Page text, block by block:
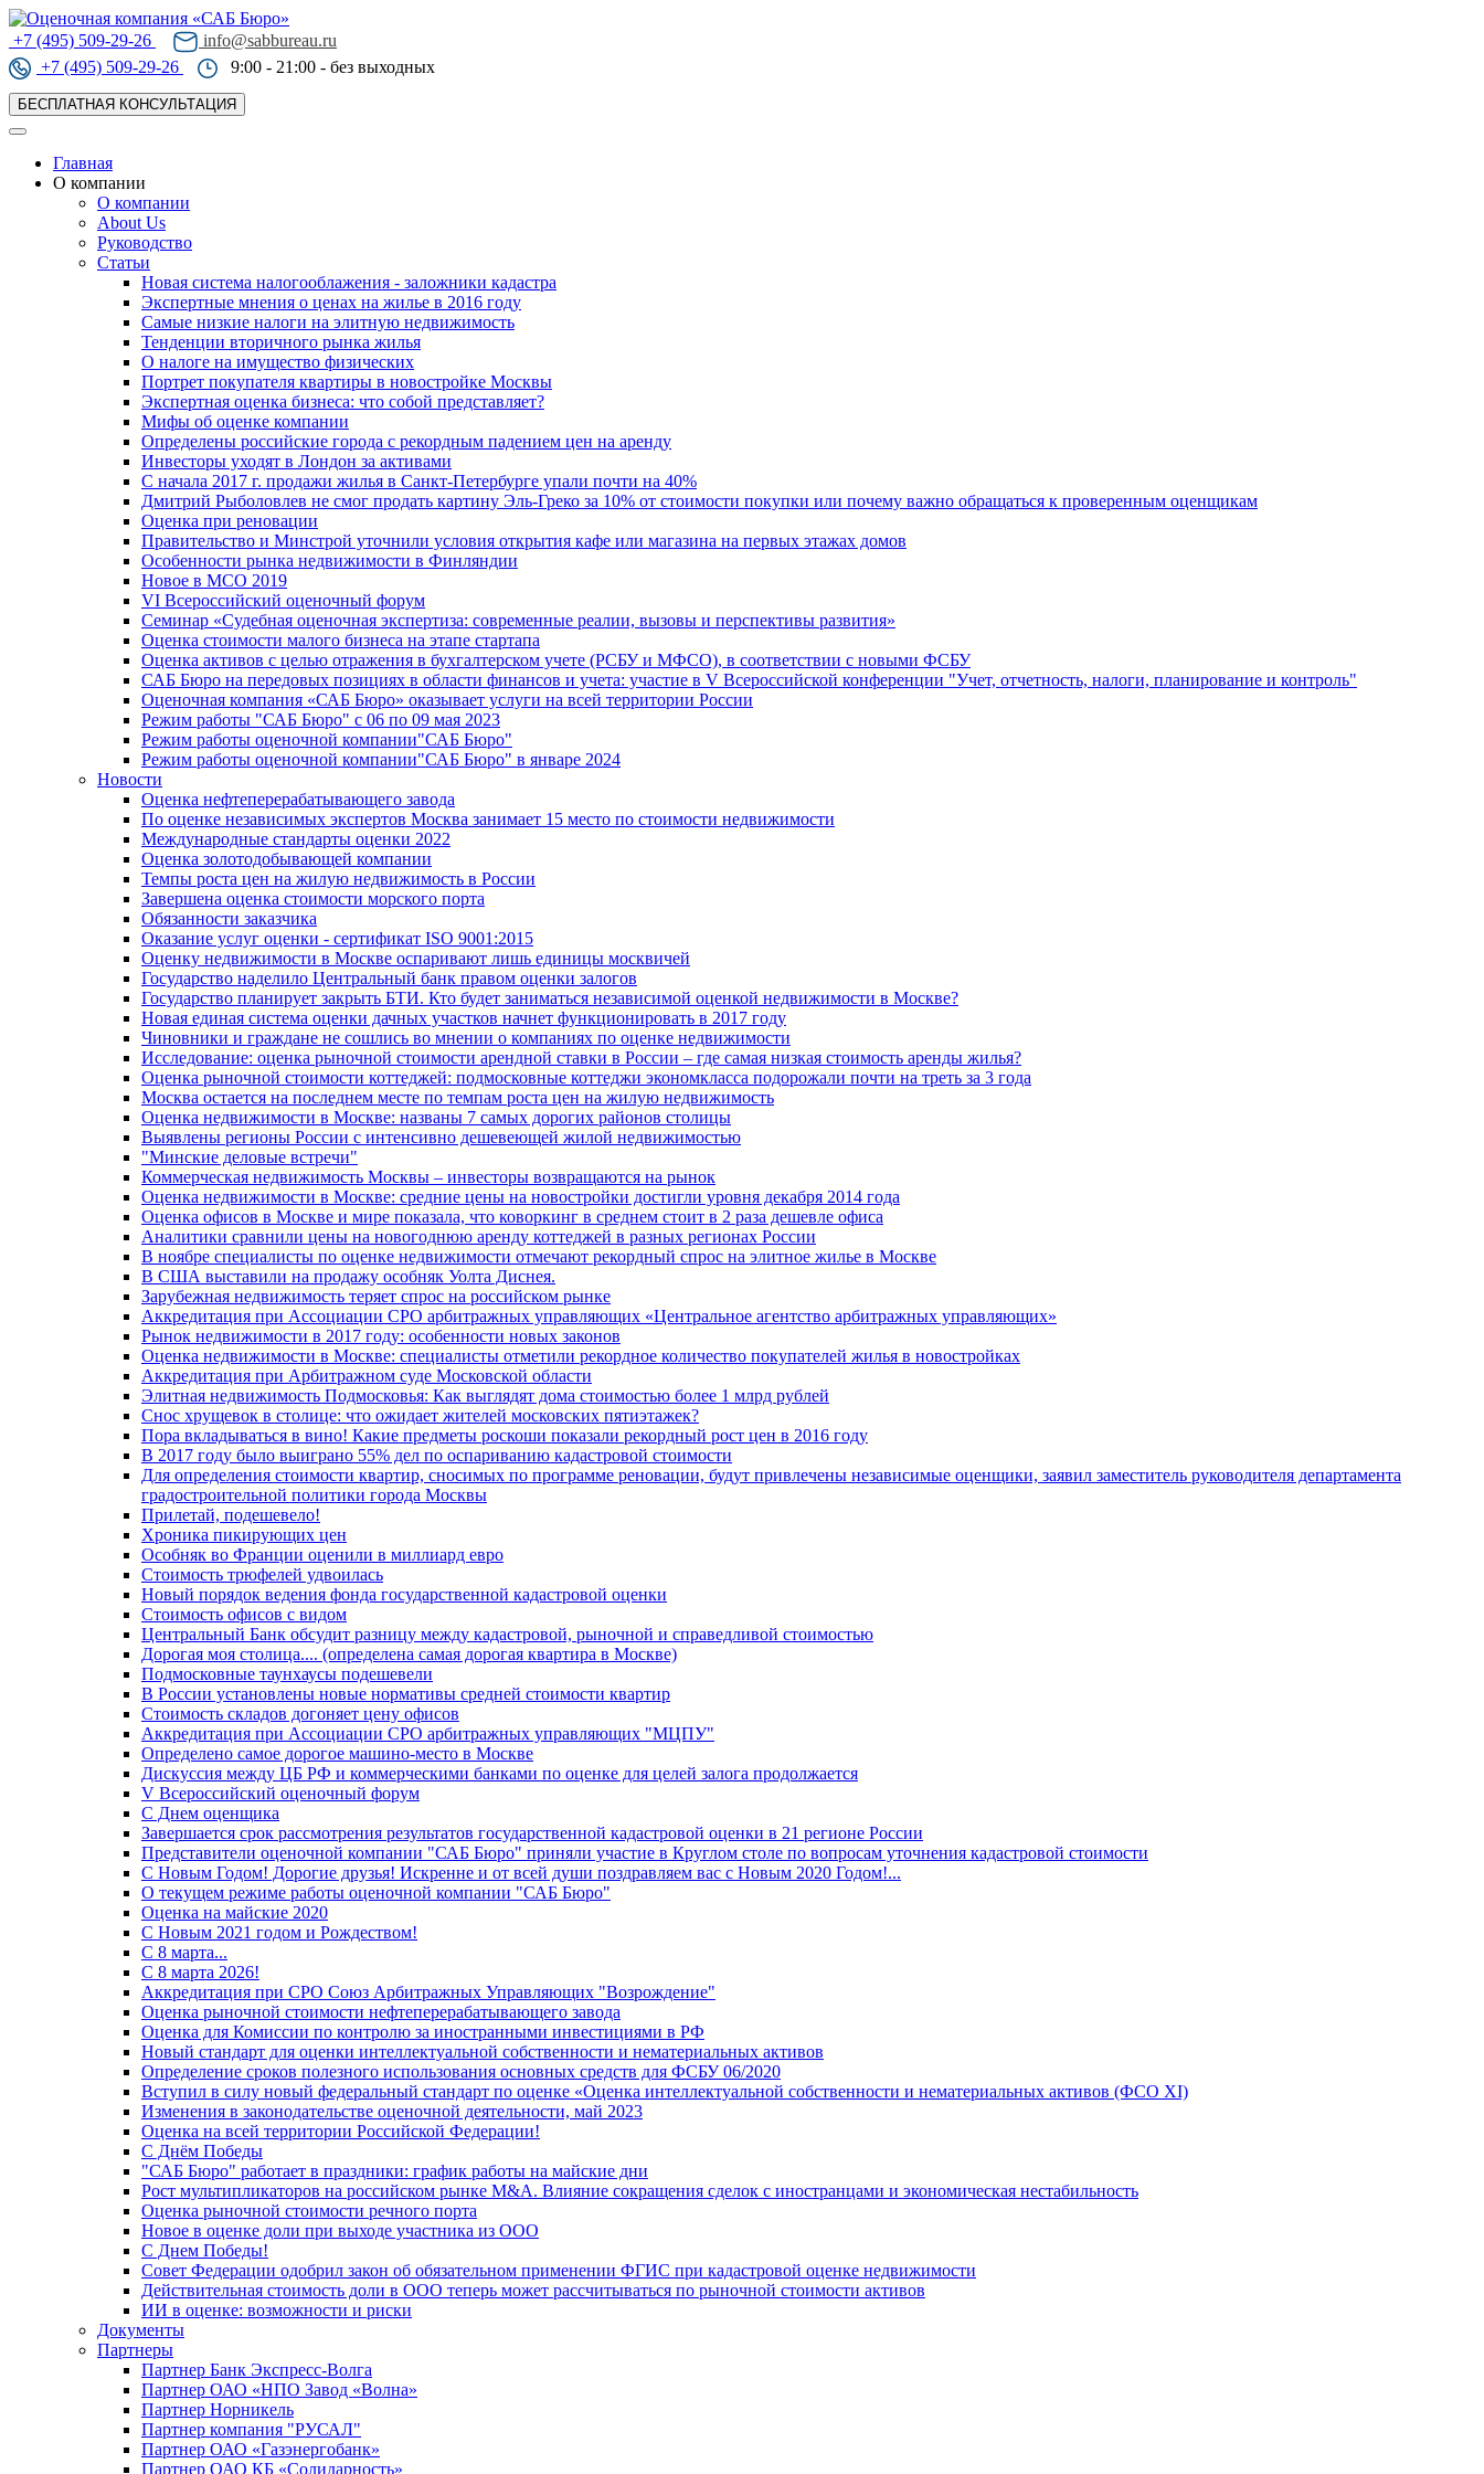
+7 (495) 509-29-26
info@sabbureau.ru
+7 (495) 509-29-26
9:00 - 21:00 - без выходных
БЕСПЛАТНАЯ КОНСУЛЬТАЦИЯ
Главная
О компании
О компании
About Us
Руководство
Статьи
Новая система налогооблажения - заложники кадастра
Экспертные мнения о ценах на жилье в 2016 году
Самые низкие налоги на элитную недвижимость
Тенденции вторичного рынка жилья
О налоге на имущество физических
Портрет покупателя квартиры в новостройке Москвы
Экспертная оценка бизнеса: что собой представляет?
Мифы об оценке компании
Определены российские города с рекордным падением цен на аренду
Инвесторы уходят в Лондон за активами
C начала 2017 г. продажи жилья в Санкт-Петербурге упали почти на 40%
Дмитрий Рыболовлев не смог продать картину Эль-Греко за 10% от стоимости покупки или почему важно обращаться к проверенным оценщикам
Оценка при реновации
Правительство и Минстрой уточнили условия открытия кафе или магазина на первых этажах домов
Особенности рынка недвижимости в Финляндии
Новое в МСО 2019
VI Всероссийский оценочный форум
Семинар «Судебная оценочная экспертиза: современные реалии, вызовы и перспективы развития»
Оценка стоимости малого бизнеса на этапе стартапа
Оценка активов с целью отражения в бухгалтерском учете (РСБУ и МФСО), в соответствии с новыми ФСБУ
САБ Бюро на передовых позициях в области финансов и учета: участие в V Всероссийской конференции "Учет, отчетность, налоги, планирование и контроль"
Оценочная компания «САБ Бюро» оказывает услуги на всей территории России
Режим работы "САБ Бюро" с 06 по 09 мая 2023
Режим работы оценочной компании"САБ Бюро"
Режим работы оценочной компании"САБ Бюро" в январе 2024
Новости
Оценка нефтеперерабатывающего завода
По оценке независимых экспертов Москва занимает 15 место по стоимости недвижимости
Международные стандарты оценки 2022
Оценка золотодобывающей компании
Темпы роста цен на жилую недвижимость в России
Завершена оценка стоимости морского порта
Обязанности заказчика
Оказание услуг оценки - сертификат ISO 9001:2015
Оценку недвижимости в Москве оспаривают лишь единицы москвичей
Государство наделило Центральный банк правом оценки залогов
Государство планирует закрыть БТИ. Кто будет заниматься независимой оценкой недвижимости в Москве?
Новая единая система оценки дачных участков начнет функционировать в 2017 году
Чиновники и граждане не сошлись во мнении о компаниях по оценке недвижимости
Исследование: оценка рыночной стоимости арендной ставки в России – где самая низкая стоимость аренды жилья?
Оценка рыночной стоимости коттеджей: подмосковные коттеджи экономкласса подорожали почти на треть за 3 года
Москва остается на последнем месте по темпам роста цен на жилую недвижимость
Оценка недвижимости в Москве: названы 7 самых дорогих районов столицы
Выявлены регионы России с интенсивно дешевеющей жилой недвижимостью
"Минские деловые встречи"
Коммерческая недвижимость Москвы – инвесторы возвращаются на рынок
Оценка недвижимости в Москве: средние цены на новостройки достигли уровня декабря 2014 года
Оценка офисов в Москве и мире показала, что коворкинг в среднем стоит в 2 раза дешевле офиса
Аналитики сравнили цены на новогоднюю аренду коттеджей в разных регионах России
В ноябре специалисты по оценке недвижимости отмечают рекордный спрос на элитное жилье в Москве
В США выставили на продажу особняк Уолта Диснея.
Зарубежная недвижимость теряет спрос на российском рынке
Аккредитация при Ассоциации СРО арбитражных управляющих «Центральное агентство арбитражных управляющих»
Рынок недвижимости в 2017 году: особенности новых законов
Оценка недвижимости в Москве: специалисты отметили рекордное количество покупателей жилья в новостройках
Аккредитация при Арбитражном суде Московской области
Элитная недвижимость Подмосковья: Как выглядят дома стоимостью более 1 млрд рублей
Снос хрущевок в столице: что ожидает жителей московских пятиэтажек?
Пора вкладываться в вино! Какие предметы роскоши показали рекордный рост цен в 2016 году
В 2017 году было выиграно 55% дел по оспариванию кадастровой стоимости
Для определения стоимости квартир, сносимых по программе реновации, будут привлечены независимые оценщики, заявил заместитель руководителя департамента
градостроительной политики города Москвы
Прилетай, подешевело!
Хроника пикирующих цен
Особняк во Франции оценили в миллиард евро
Стоимость трюфелей удвоилась
Новый порядок ведения фонда государственной кадастровой оценки
Стоимость офисов с видом
Центральный Банк обсудит разницу между кадастровой, рыночной и справедливой стоимостью
Дорогая моя столица.... (определена самая дорогая квартира в Москве)
Подмосковные таунхаусы подешевели
В России установлены новые нормативы средней стоимости квартир
Стоимость складов догоняет цену офисов
Аккредитация при Ассоциации СРО арбитражных управляющих "МЦПУ"
Определено самое дорогое машино-место в Москве
Дискуссия между ЦБ РФ и коммерческими банками по оценке для целей залога продолжается
V Всероссийский оценочный форум
С Днем оценщика
Завершается срок рассмотрения результатов государственной кадастровой оценки в 21 регионе России
Представители оценочной компании "САБ Бюро" приняли участие в Круглом столе по вопросам уточнения кадастровой стоимости
С Новым Годом! Дорогие друзья! Искренне и от всей души поздравляем вас с Новым 2020 Годом!...
О текущем режиме работы оценочной компании "САБ Бюро"
Оценка на майские 2020
С Новым 2021 годом и Рождеством!
C 8 марта...
C 8 марта 2026!
Аккредитация при СРО Союз Арбитражных Управляющих "Возрождение"
Оценка рыночной стоимости нефтеперерабатывающего завода
Оценка для Комиссии по контролю за иностранными инвестициями в РФ
Новый стандарт для оценки интеллектуальной собственности и нематериальных активов
Определение сроков полезного использования основных средств для ФСБУ 06/2020
Вступил в силу новый федеральный стандарт по оценке «Оценка интеллектуальной собственности и нематериальных активов (ФСО XI)
Изменения в законодательстве оценочной деятельности, май 2023
Оценка на всей территории Российской Федерации!
С Днём Победы
"САБ Бюро" работает в праздники: график работы на майские дни
Рост мультипликаторов на российском рынке M&A. Влияние сокращения сделок с иностранцами и экономическая нестабильность
Оценка рыночной стоимости речного порта
Новое в оценке доли при выходе участника из ООО
С Днем Победы!
Совет Федерации одобрил закон об обязательном применении ФГИС при кадастровой оценке недвижимости
Действительная стоимость доли в ООО теперь может рассчитываться по рыночной стоимости активов
ИИ в оценке: возможности и риски
Документы
Партнеры
Партнер Банк Экспресс-Волга
Партнер ОАО «НПО Завод «Волна»
Партнер Норникель
Партнер компания "РУСАЛ"
Партнер ОАО «Газэнергобанк»
Партнер ОАО КБ «Солидарность»